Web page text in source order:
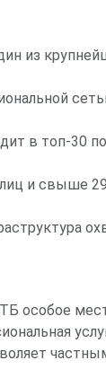
из
в топ-30
и свыше
особое